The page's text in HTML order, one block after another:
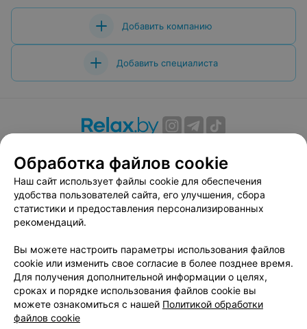
Добавить компанию
Добавить специалиста
Вакансии
Публичный договор
Способы оплаты
Публичный договор по использованию сервиса
«Афиша»
Пользовательское соглашение
Связаться по вопросам сотрудничества
Написать руководителю relax.by
Персональные настройки cookie
Обработка персональных данных
Обработка файлов cookie
Наш сайт использует файлы cookie для обеспечения
удобства пользователей сайта, его улучшения, сбора
статистики и предоставления персонализированных
рекомендаций.
Вы можете настроить параметры использования файлов
cookie или изменить свое согласие в более позднее время.
Для получения дополнительной информации о целях,
сроках и порядке использования файлов cookie вы
можете ознакомиться с нашей Политикой обработки
файлов cookie